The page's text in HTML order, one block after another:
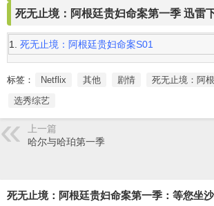
死无止境：阿根廷贵妇命案第一季 迅雷
死无止境：阿根廷贵妇命案S01
标签： Netflix 其他 剧情 死无止境：阿
选秀综艺
上一篇
哈尔与哈珀第一季
死无止境：阿根廷贵妇命案第一季：等您坐沙